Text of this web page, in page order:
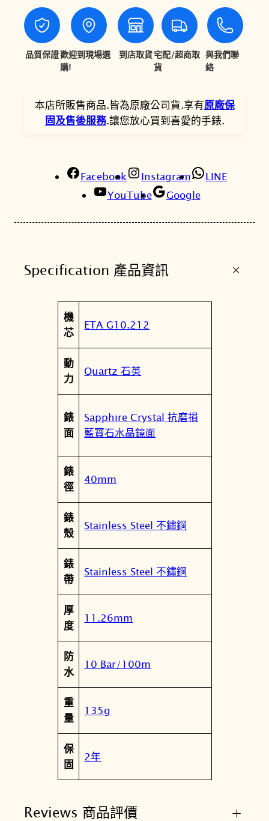
,
8
0
,
2
6
4
。
R
1
0
r
o
n
r
a
h
m
藍
計
時
錶
T
5
0
.
7
1
4
0
量
品質保證歡迎到現場選
購!
到店取貨宅配/超商取
貨
與我們聯
絡
本店所販售商品.皆為原廠公司貨.享有原廠保
固及售後服務.讓您放心買到喜愛的手錶.
Facebook Instagram
LINE
YouTube
Google
Specification 產品資訊 +
屬
性
值
機
芯
ETA G10.212
動
力
Quartz 石英
錶
面
Sapphire Crystal 抗磨損
藍寶石水晶鏡面
錶
徑
40mm
錶
殼
Stainless Steel 不鏽鋼
錶
帶
Stainless Steel 不鏽鋼
厚
度
11.26mm
防
水
10 Bar/100m
重
量
135g
保
固
2年
Reviews 商品評價 +